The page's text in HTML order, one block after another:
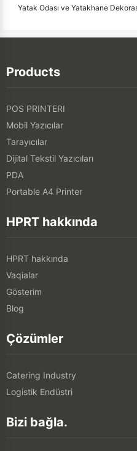
Products
POS PRINTERI
Mobil Yazıcılar
Tarayıcılar
Dijital Tekstil Yazıcıları
PDA
Portable A4 Printer
HPRT hakkında
HPRT hakkında
Vaqialar
Gösterim
Blog
Çözümler
Catering Industry
Logistik Endüstri
Bizi bağla.